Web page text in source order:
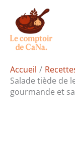
contenu
Accueil
Salade tiède de
gourmande et
Rechercher